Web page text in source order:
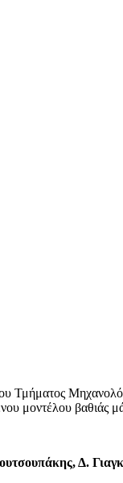
Τμήματος
μοντέλου βαθιάς
Δ.